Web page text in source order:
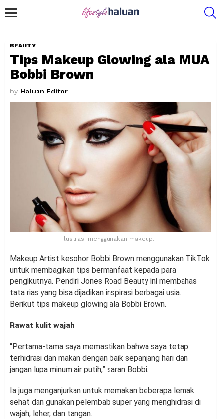
BEAUTY
Tips Makeup Glowing ala MUA
Bobbi Brown
by Haluan Editor
Ilustrasi menggunakan makeup.
Makeup Artist kesohor Bobbi Brown menggunakan TikTok
untuk membagikan tips bermanfaat kepada para
pengikutnya. Pendiri Jones Road Beauty ini membahas
tata rias yang bisa dijadikan inspirasi berbagai usia.
Berikut tips makeup glowing ala Bobbi Brown.
Rawat kulit wajah
“Pertama-tama saya memastikan bahwa saya tetap
terhidrasi dan makan dengan baik sepanjang hari dan
jangan lupa minum air putih,” saran Bobbi.
Ia juga menganjurkan untuk memakan beberapa lemak
sehat dan gunakan pelembab super yang menghidrasi di
wajah, leher, dan tangan.